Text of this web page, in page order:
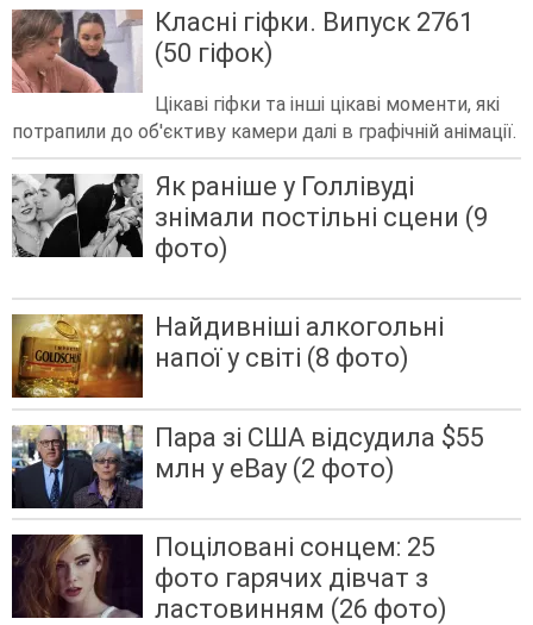
Класні гіфки. Випуск 2761
(50 гіфок)
Цікаві гіфки та інші цікаві моменти, які
потрапили до об'єктиву камери далі в графічній анімації.
Як раніше у Голлівуді
знімали постільні сцени (9
фото)
Найдивніші алкогольні
напої у світі (8 фото)
Пара зі США відсудила $55
млн у eBay (2 фото)
Поціловані сонцем: 25
фото гарячих дівчат з
ластовинням (26 фото)